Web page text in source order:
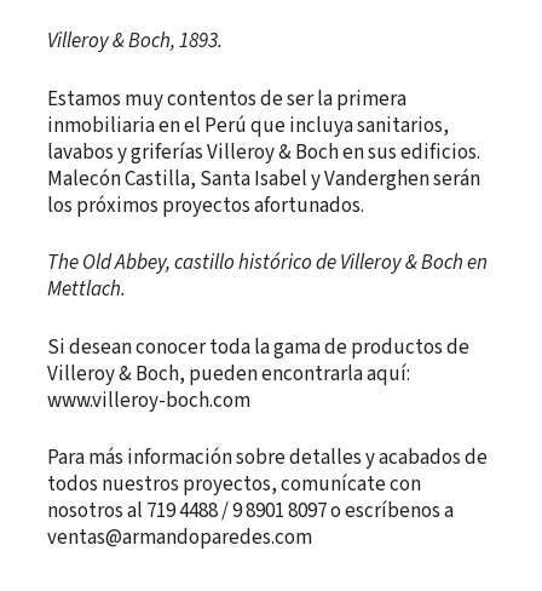
Villeroy & Boch, 1893.
Estamos muy contentos de ser la primera
inmobiliaria en el Perú que incluya sanitarios,
lavabos y griferías Villeroy & Boch en sus edificios.
Malecón Castilla, Santa Isabel y Vanderghen serán
los próximos proyectos afortunados.
The Old Abbey, castillo histórico de Villeroy & Boch en
Mettlach.
Si desean conocer toda la gama de productos de
Villeroy & Boch, pueden encontrarla aquí:
www.villeroy-boch.com
Para más información sobre detalles y acabados de
todos nuestros proyectos, comunícate con
nosotros al 719 4488 / 9 8901 8097 o escríbenos a
ventas@armandoparedes.com